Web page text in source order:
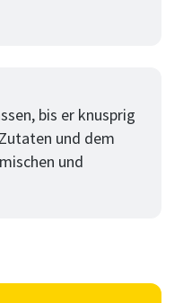
bis er knusprig
und dem
und